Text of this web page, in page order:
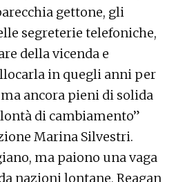
gettone, gli
segreterie telefoniche,
della vicenda e
in quegli anni per
ancora pieni di solida
di cambiamento”
Marina Silvestri.
ma paiono una vaga
nazioni lontane, Reagan